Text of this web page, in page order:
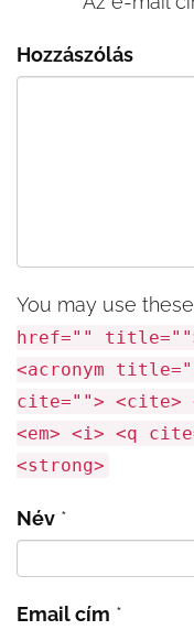
Hozzászólás
You may use these
href=""
<acronym
cite=""> <cite>
<em> <i> <q
<strong>
Név *
Email cím *